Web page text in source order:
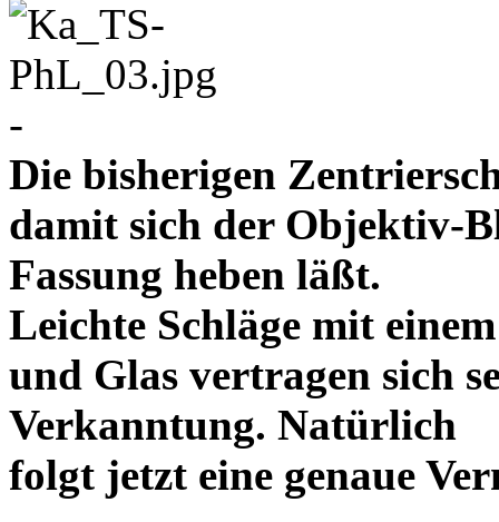
-
Die bisherigen
damit sich der Objektiv-
Fassung heben läßt.
Leichte Schläge mit
und Glas vertragen sich
Verkanntung. Natürlich
folgt jetzt eine genaue